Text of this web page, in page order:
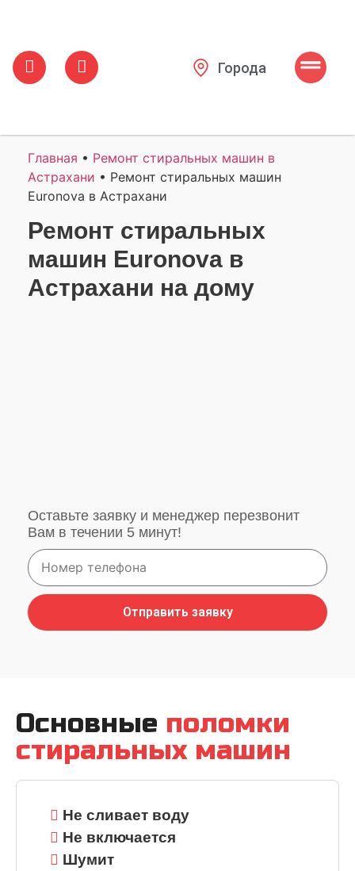
Города
Главная • Ремонт стиральных машин в
Астрахани • Ремонт стиральных машин
Euronova в Астрахани
Ремонт стиральных
машин Euronova в
Астрахани на дому
Оставьте заявку и менеджер перезвонит
Вам в течении 5 минут!
Отправить заявку
Основные поломки
стиральных машин
Не сливает воду
Не включается
Шумит